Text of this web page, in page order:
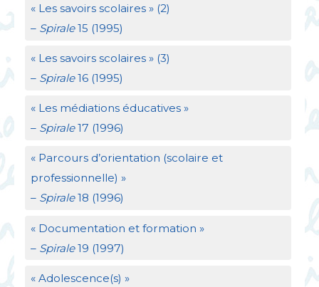
« Les savoirs scolaires » (2)
– Spirale15 (1995)
« Les savoirs scolaires » (3)
– Spirale16 (1995)
« Les médiations éducatives »
– Spirale17 (1996)
« Parcours d’orientation (scolaire et
professionnelle) »
– Spirale18 (1996)
« Documentation et formation »
– Spirale19 (1997)
« Adolescence(s) »